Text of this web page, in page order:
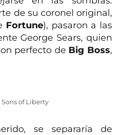
de su coronel original,
Fortune), pasaron a las
George Sears, quien
perfecto de Big Boss,
of Liberty
se separaría de